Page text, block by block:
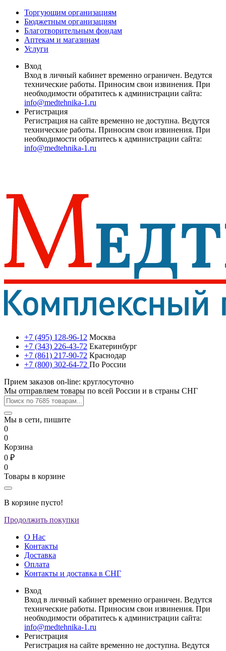
Торгующим организациям
Бюджетным организациям
Благотворительным фондам
Аптекам и магазинам
Услуги
Вход
Вход в личный кабинет временно ограничен. Ведутся
технические работы. Приносим свои извинения. При
необходимости обратитесь к администрации сайта:
info@medtehnika-1.ru
Регистрация
Регистрация на сайте временно не доступна. Ведутся
технические работы. Приносим свои извинения. При
необходимости обратитесь к администрации сайта:
info@medtehnika-1.ru
+7 (495) 128-96-12 Москва
+7 (343) 226-43-72 Екатеринбург
+7 (861) 217-90-72 Краснодар
+7 (800) 302-64-72 По России
Прием заказов on-line: круглосуточно
Мы отправляем товары по всей России и в страны СНГ
Мы в сети, пишите
0
0
Корзина
0 ₽
0
Товары в корзине
В корзине пусто!
Продолжить покупки
О Нас
Контакты
Доставка
Оплата
Контакты и доставка в СНГ
Вход
Вход в личный кабинет временно ограничен. Ведутся
технические работы. Приносим свои извинения. При
необходимости обратитесь к администрации сайта:
info@medtehnika-1.ru
Регистрация
Регистрация на сайте временно не доступна. Ведутся